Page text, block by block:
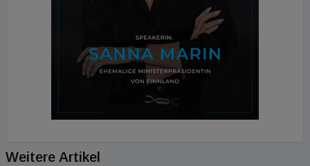
Weitere Artikel